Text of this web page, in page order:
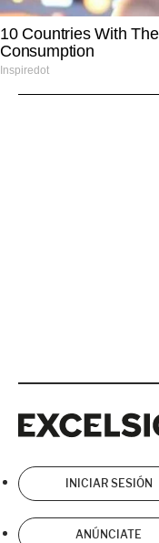
INICIAR SESIÓN
ANÚNCIATE